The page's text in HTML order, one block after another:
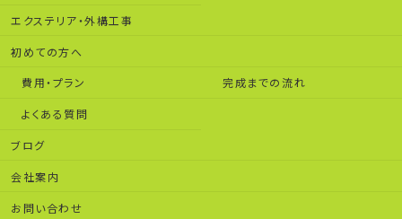
エクステリア・外構工事
初めての方へ
費用・プラン 完成までの流れ
よくある質問
ブログ
会社案内
お問い合わせ